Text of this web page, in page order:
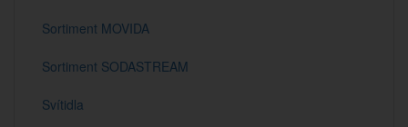
Sortiment MOVIDA
Sortiment SODASTREAM
Svítidla